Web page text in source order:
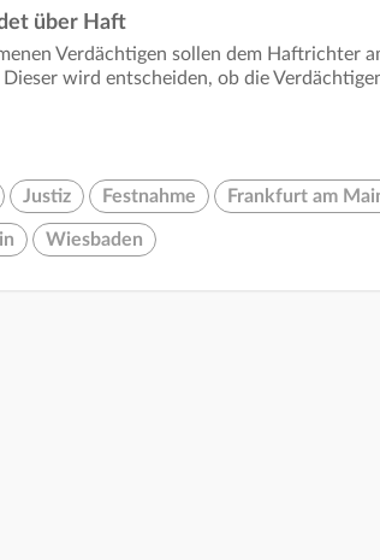
über Haft
Verdächtigen sollen dem Haftrichter
wird entscheiden, ob die
Justiz Festnahme Frankfurt am
Wiesbaden